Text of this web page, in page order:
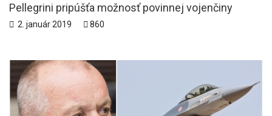
Pellegrini pripúšťa možnosť povinnej vojenčiny
2. január 2019 860